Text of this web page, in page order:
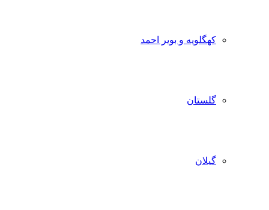
کهگلویه و بویر احمد
گلستان
گیلان